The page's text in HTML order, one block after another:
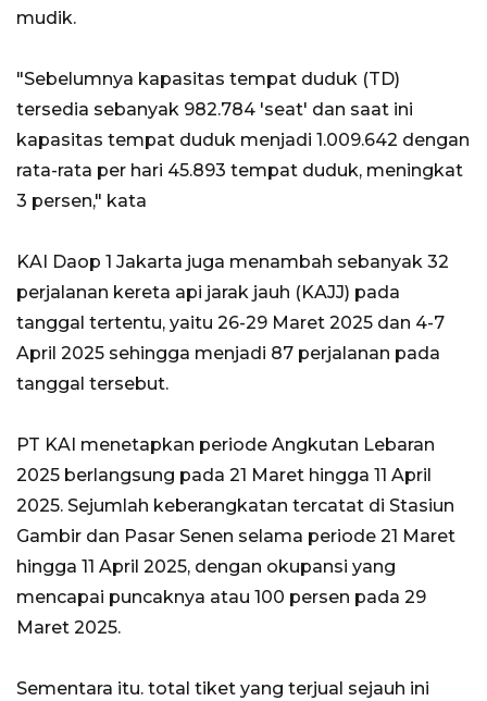
mudik.
"Sebelumnya kapasitas tempat duduk (TD)
tersedia sebanyak 982.784 'seat' dan saat ini
kapasitas tempat duduk menjadi 1.009.642 dengan
rata-rata per hari 45.893 tempat duduk, meningkat
3 persen," kata
KAI Daop 1 Jakarta juga menambah sebanyak 32
perjalanan kereta api jarak jauh (KAJJ) pada
tanggal tertentu, yaitu 26-29 Maret 2025 dan 4-7
April 2025 sehingga menjadi 87 perjalanan pada
tanggal tersebut.
PT KAI menetapkan periode Angkutan Lebaran
2025 berlangsung pada 21 Maret hingga 11 April
2025. Sejumlah keberangkatan tercatat di Stasiun
Gambir dan Pasar Senen selama periode 21 Maret
hingga 11 April 2025, dengan okupansi yang
mencapai puncaknya atau 100 persen pada 29
Maret 2025.
Sementara itu. total tiket yang terjual sejauh ini